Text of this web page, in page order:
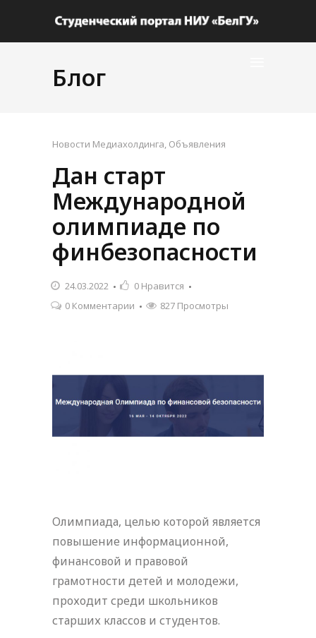
Блог
Новости Медиахолдинга, Объявления
Дан старт
Международной
олимпиаде по
финбезопасности
24.03.2022 0 Нравится
0 Комментарии
827 Просмотры
Олимпиада, целью которой является
повышение информационной,
финансовой и правовой
грамотности детей и молодежи,
проходит среди школьников
старших классов и студентов.